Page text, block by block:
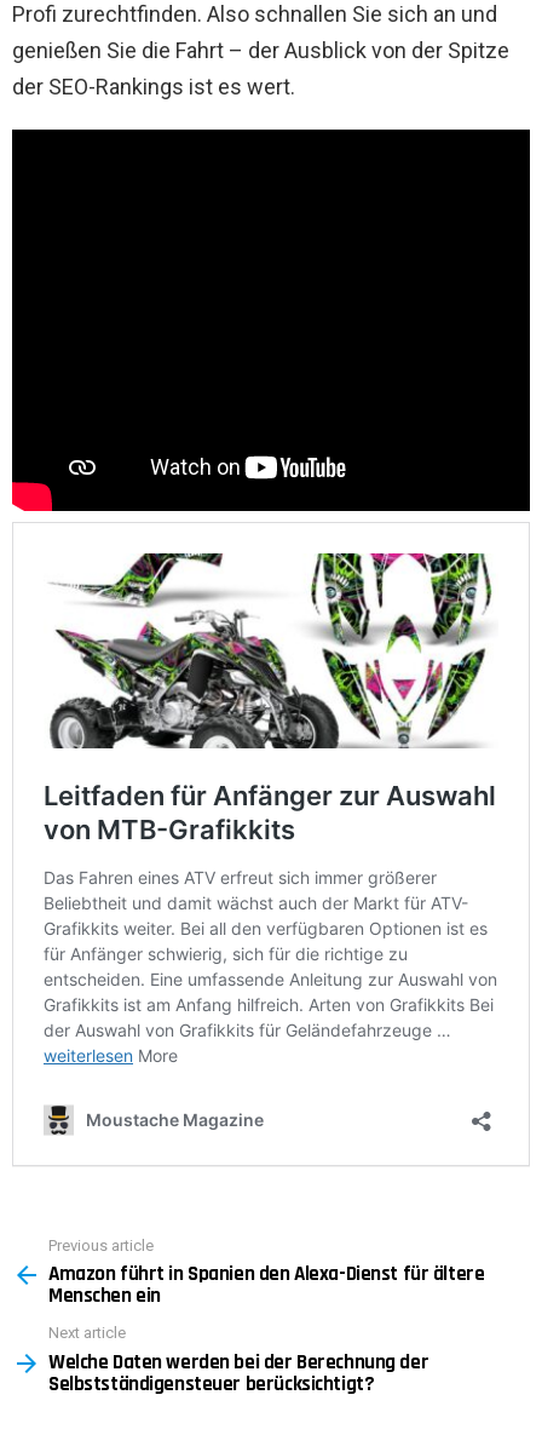
Profi zurechtfinden. Also schnallen Sie sich an und
genießen Sie die Fahrt – der Ausblick von der Spitze
der SEO-Rankings ist es wert.
more
Previous article
Amazon führt in Spanien den Alexa-Dienst für ältere
Menschen ein
Next article
Welche Daten werden bei der Berechnung der
Selbstständigensteuer berücksichtigt?